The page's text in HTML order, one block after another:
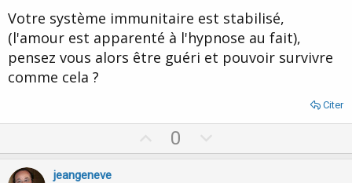
Votre système immunitaire est stabilisé,
(l'amour est apparenté à l'hypnose au fait),
pensez vous alors être guéri et pouvoir survivre
comme cela ?
Citer
p
0
o
jeangeneve